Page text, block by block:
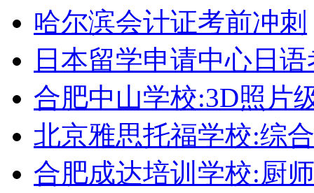
哈尔滨会计证考前冲刺
日本留学申请中心日
合肥中山学校:3D照片
北京雅思托福学校:综
合肥成达培训学校:厨